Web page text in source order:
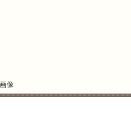
像